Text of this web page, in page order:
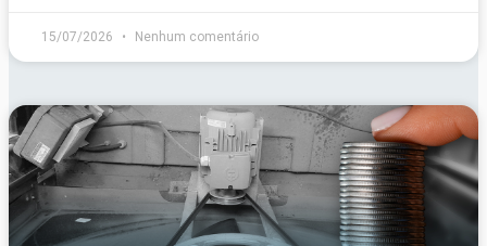
15/07/2026 Nenhum comentário